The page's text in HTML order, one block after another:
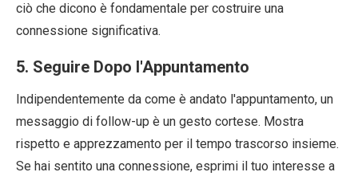
ciò che dicono è fondamentale per costruire una
connessione significativa.
5. Seguire Dopo l'Appuntamento
Indipendentemente da come è andato l'appuntamento, un
messaggio di follow-up è un gesto cortese. Mostra
rispetto e apprezzamento per il tempo trascorso insieme.
Se hai sentito una connessione, esprimi il tuo interesse a